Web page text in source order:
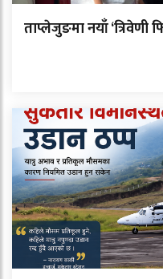
ताप्लेजुङमा नयाँ ‘त्रिवेणी